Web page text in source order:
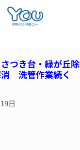
つき台・緑が丘除
消 洗管作業続く
日